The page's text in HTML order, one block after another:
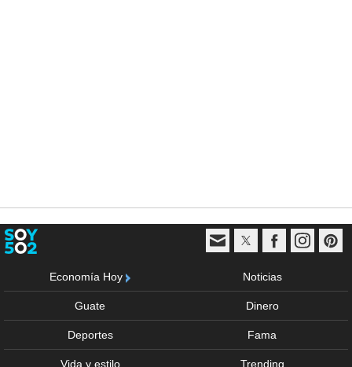
Economía Hoy Noticias
Guate Dinero
Deportes Fama
Vida y estilo Trending